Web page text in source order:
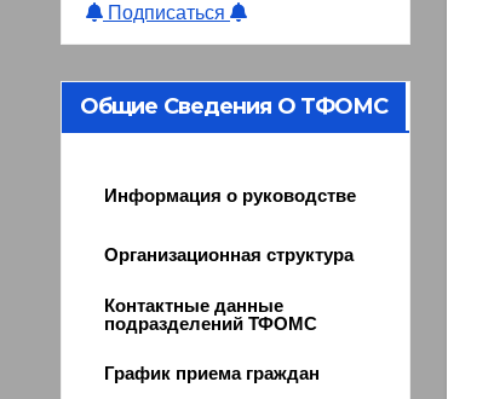
Подписаться
Общие Сведения О ТФОМС
Информация о руководстве
Организационная структура
Контактные данные
подразделений ТФОМС
График приема граждан